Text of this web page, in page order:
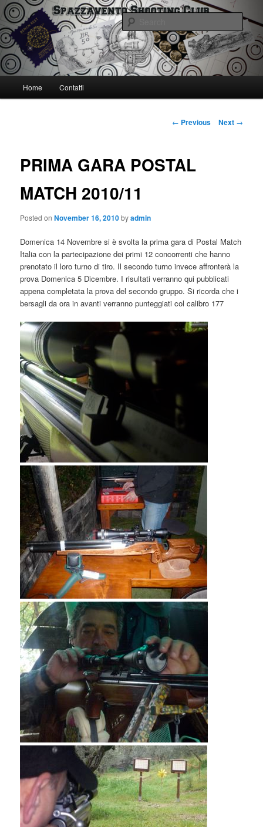
Skip
to
primary
contentSpazzavento SC
Spazzavento Shooting Club
Home Contatti
Post
← Previous Next →
PRIMA GARA POSTAL
MATCH 2010/11
Posted onNovember 16, 2010byadmin
Domenica 14 Novembre si è svolta la prima gara di Postal Match
Italia con la partecipazione dei primi 12 concorrenti che hanno
prenotato il loro turno di tiro. Il secondo turno invece affronterà la
prova Domenica 5 Dicembre. I risultati verranno qui pubblicati
appena completata la prova del secondo gruppo. Si ricorda che i
bersagli da ora in avanti verranno punteggiati col calibro 177